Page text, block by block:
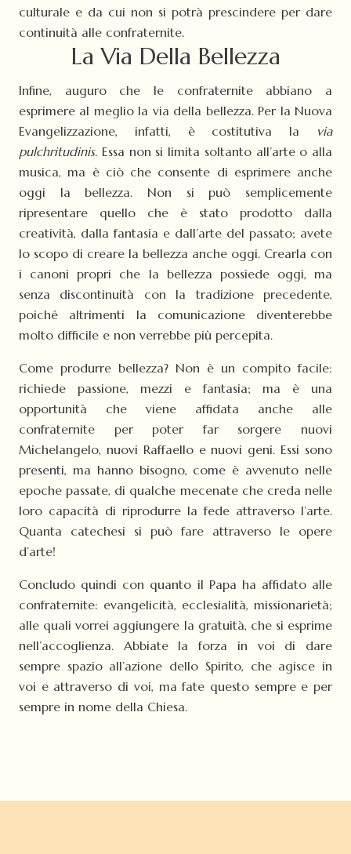
culturale e da cui non si potrà prescindere per dare
continuità alle confraternite.
La Via Della Bellezza
Infine, auguro che le confraternite abbiano a
esprimere al meglio la via della bellezza. Per la Nuova
Evangelizzazione, infatti, è costitutiva la via
pulchritudinis. Essa non si limita soltanto all’arte o alla
musica, ma è ciò che consente di esprimere anche
oggi la bellezza. Non si può semplicemente
ripresentare quello che è stato prodotto dalla
creatività, dalla fantasia e dall’arte del passato; avete
lo scopo di creare la bellezza anche oggi. Crearla con
i canoni propri che la bellezza possiede oggi, ma
senza discontinuità con la tradizione precedente,
poiché altrimenti la comunicazione diventerebbe
molto difficile e non verrebbe più percepita.
Come produrre bellezza? Non è un compito facile:
richiede passione, mezzi e fantasia; ma è una
opportunità che viene affidata anche alle
confraternite per poter far sorgere nuovi
Michelangelo, nuovi Raffaello e nuovi geni. Essi sono
presenti, ma hanno bisogno, come è avvenuto nelle
epoche passate, di qualche mecenate che creda nelle
loro capacità di riprodurre la fede attraverso l’arte.
Quanta catechesi si può fare attraverso le opere
d’arte!
Concludo quindi con quanto il Papa ha affidato alle
confraternite: evangelicità, ecclesialità, missionarietà;
alle quali vorrei aggiungere la gratuità, che si esprime
nell’accoglienza. Abbiate la forza in voi di dare
sempre spazio all’azione dello Spirito, che agisce in
voi e attraverso di voi, ma fate questo sempre e per
sempre in nome della Chiesa.